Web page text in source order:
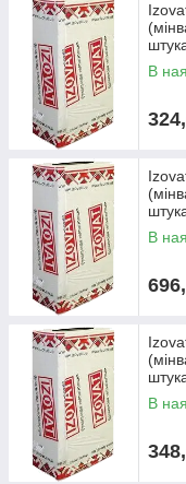
В
В
В